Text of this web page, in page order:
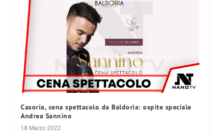
Casoria, cena spettacolo da Baldoria: ospite speciale
Andrea Sannino
18 Marzo 2022